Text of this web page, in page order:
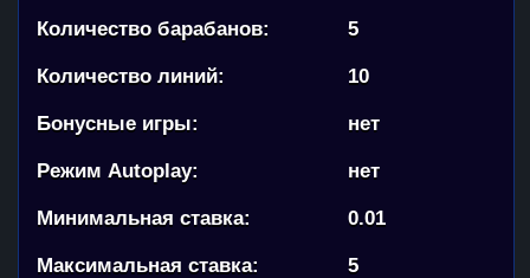
Количество барабанов: 5
Количество линий: 10
Бонусные игры: нет
Режим Autoplay: нет
Минимальная ставка: 0.01
Максимальная ставка: 5